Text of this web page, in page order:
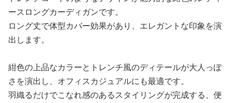
ースロングカーディガンです。
ロング丈で体型カバー効果があり、エレガントな印象を演
出します。
紺色の上品なカラーとトレンチ風のディテールが大人っぽ
さを演出し、オフィスカジュアルにも最適です。
羽織るだけでこなれ感のあるスタイリングが完成する、便